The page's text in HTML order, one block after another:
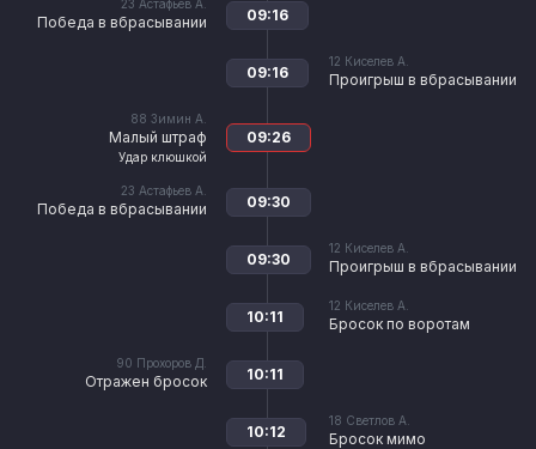
23 Астафьев А.
Победа в вбрасывании 09:16
12 Киселев А.
Проигрыш в вбрасывании
09:16
88 Зимин А.
Малый штраф
Удар клюшкой
09:26
23 Астафьев А.
Победа в вбрасывании 09:30
12 Киселев А.
Проигрыш в вбрасывании
09:30
12 Киселев А.
Бросок по воротам
10:11
90 Прохоров Д.
Отражен бросок 10:11
18 Светлов А.
Бросок мимо
10:12